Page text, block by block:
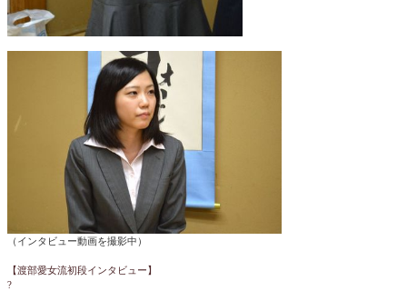
（インタビュー動画を撮影中）
【渡部愛女流初段インタビュー】
?